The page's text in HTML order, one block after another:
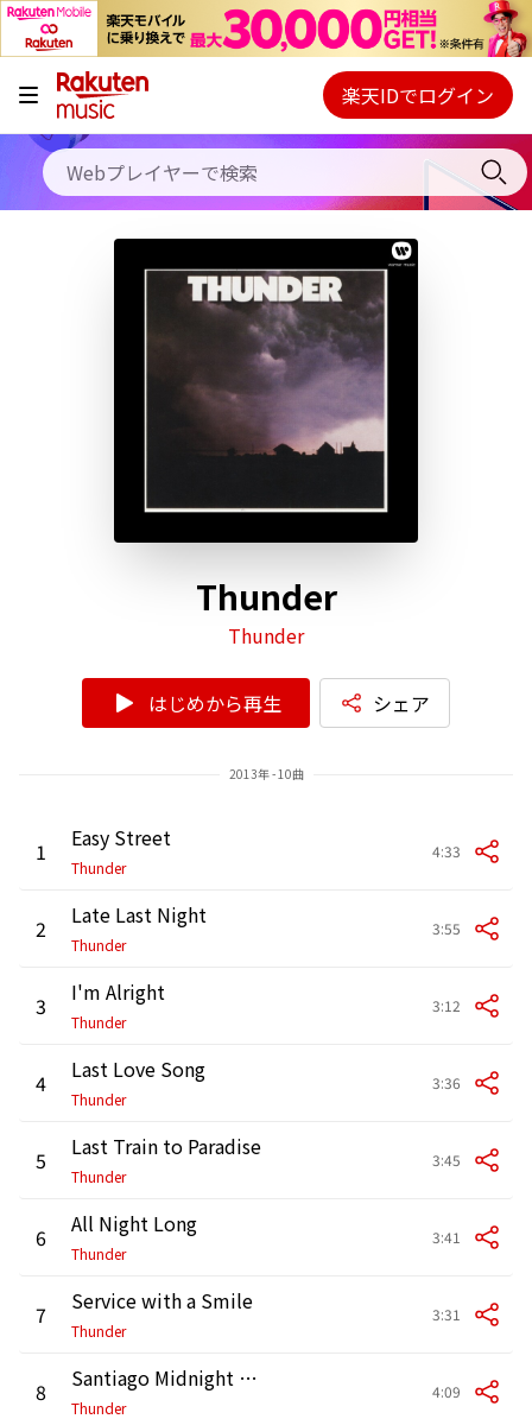
キャンペーン
料金プラン
使い方
初回30日間無料お試し
Webプレイヤー
ご契約内容の確認・変更
楽天IDでログイン
Thunder
Thunder
はじめから再生 シェア
2013年 - 10曲
1 Easy Street
Thunder
4:33
2 Late Last Night
Thunder
3:55
3 I'm Alright
Thunder
3:12
4 Last Love Song
Thunder
3:36
5 Last Train to Paradise
Thunder
3:45
6 All Night Long
Thunder
3:41
7 Service with a Smile
Thunder
3:31
8 Santiago Midnight Moonlight
Thunder
4:09